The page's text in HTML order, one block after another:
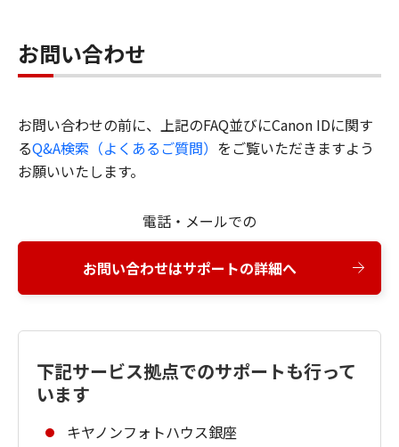
お問い合わせ
お問い合わせの前に、上記のFAQ並びにCanon IDに関す
るQ&A検索（よくあるご質問） をご覧いただきますよう
お願いいたします。
電話・メールでの
お問い合わせはサポートの詳細へ
下記サービス拠点でのサポートも行って
います
キヤノンフォトハウス銀座